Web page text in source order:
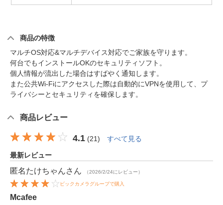
商品の特徴
マルチOS対応&マルチデバイス対応でご家族を守ります。
何台でもインストールOKのセキュリティソフト。
個人情報が流出した場合はすばやく通知します。
また公共Wi-Fiにアクセスした際は自動的にVPNを使用して、プ
ライバシーとセキュリティを確保します。
商品レビュー
4.1 (21) すべて見る
最新レビュー
匿名たけちゃんさん （2026/2/24にレビュー）
ビックカメラグループで購入
Mcafee